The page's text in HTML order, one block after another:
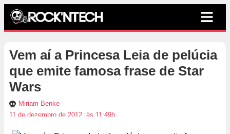
Vem aí a Princesa Leia de pelúcia
que emite famosa frase de Star
Wars
Miriam Benke
11 de dezembro de 2012, às 11:49h